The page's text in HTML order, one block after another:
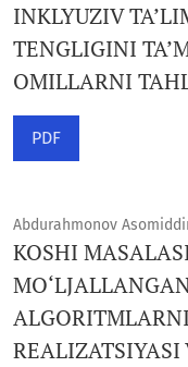
INKLYUZIV
TENGLIGINI
OMILLARNI
PDF
Abdurahmonov
KOSHI